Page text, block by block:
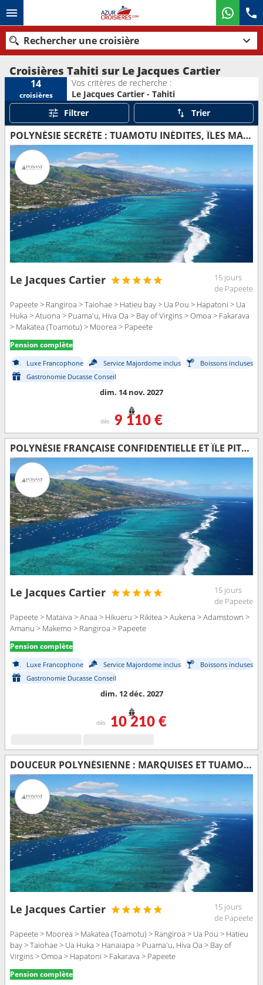
Rechercher une croisière
Nos destinations
Mois de départ
Ports
Rechercher
Croisières Tahiti sur Le Jacques Cartier
14
croisières
Vos critères de recherche :
Le Jacques Cartier - Tahiti
Filtrer
Trier
POLYNÉSIE SECRÈTE : TUAMOTU INÉDITES, ÎLES MARQUISES ET ÎLES DE LA SOCIÉTÉ
Le Jacques Cartier
15 jours
de Papeete
Papeete > Rangiroa > Taiohae > Hatieu bay > Ua Pou > Hapatoni > Ua
Huka > Atuona > Puama'u, Hiva Oa > Bay of Virgins > Omoa > Fakarava
> Makatea (Toamotu) > Moorea > Papeete
Pension complète
Luxe Francophone Service Majordome inclus
Boissons incluses
Gastronomie Ducasse Conseil
dim. 14 nov. 2027
dès 9 110 €
POLYNÉSIE FRANÇAISE CONFIDENTIELLE ET ÎLE PITCAIRN
Le Jacques Cartier
15 jours
de Papeete
Papeete > Mataiva > Anaa > Hikueru > Rikitea > Aukena > Adamstown >
Amanu > Makemo > Rangiroa > Papeete
Pension complète
Luxe Francophone Service Majordome inclus
Boissons incluses
Gastronomie Ducasse Conseil
dim. 12 déc. 2027
dès 10 210 €
DOUCEUR POLYNÉSIENNE : MARQUISES ET TUAMOTU
Le Jacques Cartier
15 jours
de Papeete
Papeete > Moorea > Makatea (Toamotu) > Rangiroa > Ua Pou > Hatieu
bay > Taiohae > Ua Huka > Hanaiapa > Puama'u, Hiva Oa > Bay of
Virgins > Omoa > Hapatoni > Fakarava > Papeete
Pension complète